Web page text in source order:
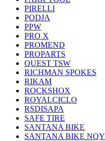
PIRELLI
PODJA
PPW
PRO X
PROMEND
PROPARTS
QUEST TSW
RICHMAN SPOKES
RIKAM
ROCKSHOX
ROYALCICLO
RSDISAPA
SAFE TIRE
SANTANA BIKE
SANTANA BIKE NQY